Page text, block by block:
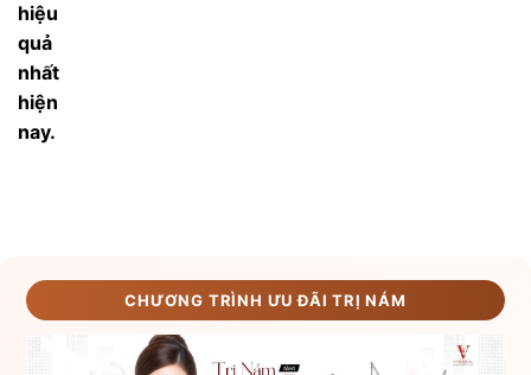
hiệu
quả
nhất
hiện
nay.
CHƯƠNG TRÌNH ƯU ĐÃI TRỊ NÁM